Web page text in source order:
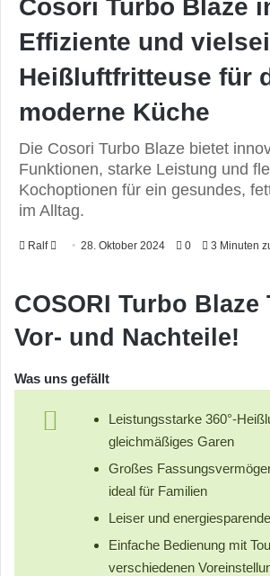
Cosori Turbo Blaze
Effiziente und
Heißluftfritteuse für
moderne Küche
Die Cosori Turbo Blaze bietet
Funktionen, starke Leistung und
Kochoptionen für ein gesundes,
im Alltag.
Ralf
l
o
28. Oktober 2024 0 3 Minuten
COSORI Turbo Blaze
Vor- und Nachteile!
Was uns gefällt
Leistungsstarke 360°-
gleichmäßiges Garen
Großes
ideal für Familien
Leiser und
Einfache Bedienung mit
verschiedenen